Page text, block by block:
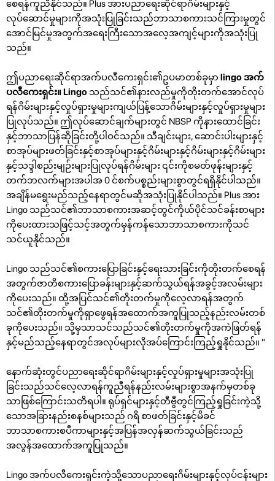
စေရန်ကူညီနိုင်သည်။ Plus အားပညာရေးဆိုင်ရာဂိမ်းများနှင့်
လုပ်ဆောင်မှုများကိုအသုံးပြုခြင်းသည်ဘာသာစကားသင်ကြားမှုတွင်
အောင်မြင်မှုအတွက်အရေးကြီးသောအလေ့အကျင့်များကိုအသုံးပြု
သည်။
ဤပညာရေးဆိုင်ရာအက်ပလီကေးရှင်း၏ဥပမာတစ်ခုမှာ lingoအက်
ပလီကေးရှင်း။ Lingo သည်သင်၏နားလည်မှုကိုတိုးတက်အောင်လုပ်
ရန်ဂိမ်းများနှင့်လှုပ်ရှားမှုများကျယ်ပြန့်သောဂိမ်းများနှင့်လှုပ်ရှားမှုများ
ပြုလုပ်သည်။ ဤလုပ်ဆောင်ချက်များတွင် NBSP ကိုနားထောင်ခြင်း
နှင့်ဘာသာပြန်ဆိုခြင်းတို့ပါဝင်သည်။ သီချင်းများ, ဆောင်းပါးများနှင့်
စာအုပ်များဖတ်ခြင်းနှင့်စာအုပ်များနှင့်ဂိမ်းများနှင့်ဂိမ်းများနှင့်ဂိမ်းများ
နှင့်သဒ္ဒါစည်းမျဉ်းများပြုလုပ်ရန်ဂိမ်းများ ၎င်းကိုစမတ်ဖုန်းများနှင့်
တက်ဘလက်များအပါအ 0 င်စက်ပစ္စည်းများစွာတွင်ရရှိနိုင်ပါသည်။
အချိန်မရွေးမည်သည့်နေရာတွင်မဆိုအသုံးပြုနိုင်ပါသည်။ Plus အား
Lingo သည်သင်၏ဘာသာစကားအဆင့်တွင်ကိုယ်ပိုင်သင်ခန်းစာများ
ကိုပေးထားသဖြင့်သင့်အတွက်မှန်ကန်သောဘာသာစကားကိုသင်
သင်ယူနိုင်သည်။
Lingo သည်သင်၏စကားပြောခြင်းနှင့်ရေးသားခြင်းကိုတိုးတက်စေရန်
အတွက်ဇာတိစကားပြောခန်းများနှင့်ဆက်သွယ်ရန်အခွင့်အလမ်းများ
ကိုပေးသည်။ ထို့အပြင်သင်၏တိုးတက်မှုကိုလေ့လာရန်အတွက်
သင်၏တိုးတက်မှုကိုရှာဖွေရန်အထောက်အကူပြုသည့်နည်းလမ်းတစ်
ခုကိုပေးသည်။ သို့မှသာသင်သည်သင်၏တိုးတက်မှုကိုအကဲဖြတ်ရန်
နှင့်မည်သည့်နေရာတွင်အလုပ်များလိုအပ်ကြောင်းကြည့်ရှုနိုင်သည်။ "
နောက်ဆုံးတွင်ပညာရေးဆိုင်ရာဂိမ်းများနှင့်လှုပ်ရှားမှုများအသုံးပြု
ခြင်းသည်သင်လေ့လာရန်ကူညီရန်နည်းလမ်းများစွာအနက်မှတစ်ခု
သာဖြစ်ကြောင်းသတိရပါ။ ရုပ်ရှင်များနှင့်တီဗွီတွင်ကြည့်ရှုခြင်းကဲ့သို့
သောအခြားနည်းစနစ်များသည် ဂရိ စာဖတ်ခြင်းနှင့်မိခင်
ဘာသာစကားစပီကာများနှင့်အပြန်အလှန်ဆက်သွယ်ခြင်းသည်
အလွန်အထောက်အကူပြုသည်။
Lingo အက်ပလီကေးရှင်းကဲ့သို့သောပညာရေးဂိမ်းများနှင့်လုပ်ငန်းများ